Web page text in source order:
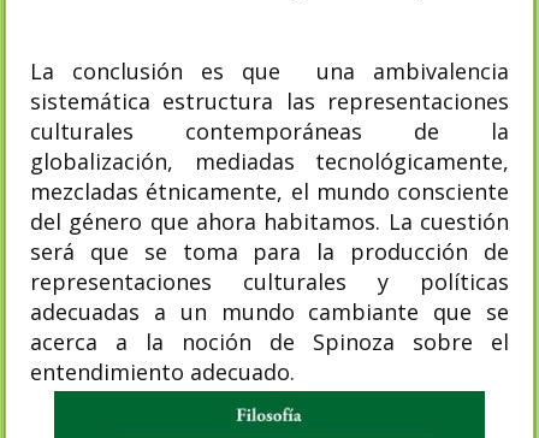
La conclusión es que una ambivalencia
sistemática estructura las representaciones
culturales contemporáneas de la
globalización, mediadas tecnológicamente,
mezcladas étnicamente, el mundo consciente
del género que ahora habitamos. La cuestión
será que se toma para la producción de
representaciones culturales y políticas
adecuadas a un mundo cambiante que se
acerca a la noción de Spinoza sobre el
entendimiento adecuado.